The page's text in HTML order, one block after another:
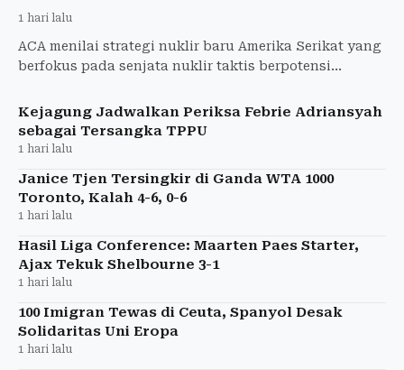
1 hari lalu
ACA menilai strategi nuklir baru Amerika Serikat yang
berfokus pada senjata nuklir taktis berpotensi
Kejagung Jadwalkan Periksa Febrie Adriansyah
sebagai Tersangka TPPU
1 hari lalu
Janice Tjen Tersingkir di Ganda WTA 1000
Toronto, Kalah 4-6, 0-6
1 hari lalu
Hasil Liga Conference: Maarten Paes Starter,
Ajax Tekuk Shelbourne 3-1
1 hari lalu
100 Imigran Tewas di Ceuta, Spanyol Desak
Solidaritas Uni Eropa
1 hari lalu